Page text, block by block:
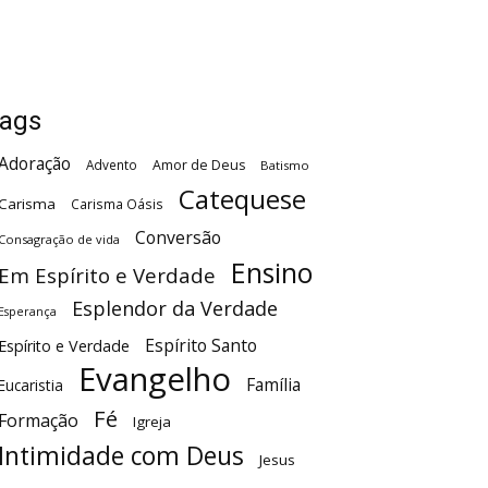
Advento Amor de Deus Batismo
Carisma Oásis Catequese
de vida Conversão
Espírito e Verdade Ensino
Esplendor da Verdade
e Verdade Espírito Santo
Evangelho
Família
Fé Igreja
com Deus Jesus